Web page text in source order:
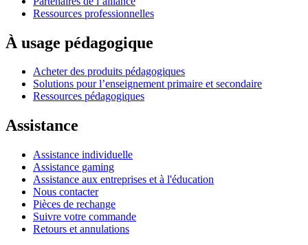
Ressources professionnelles
À usage pédagogique
Acheter des produits pédagogiques
Solutions pour l’enseignement primaire et secondaire
Ressources pédagogiques
Assistance
Assistance individuelle
Assistance gaming
Assistance aux entreprises et à l'éducation
Nous contacter
Pièces de rechange
Suivre votre commande
Retours et annulations